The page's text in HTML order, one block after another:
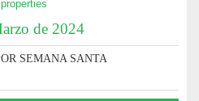
de 2024
SEMANA SANTA